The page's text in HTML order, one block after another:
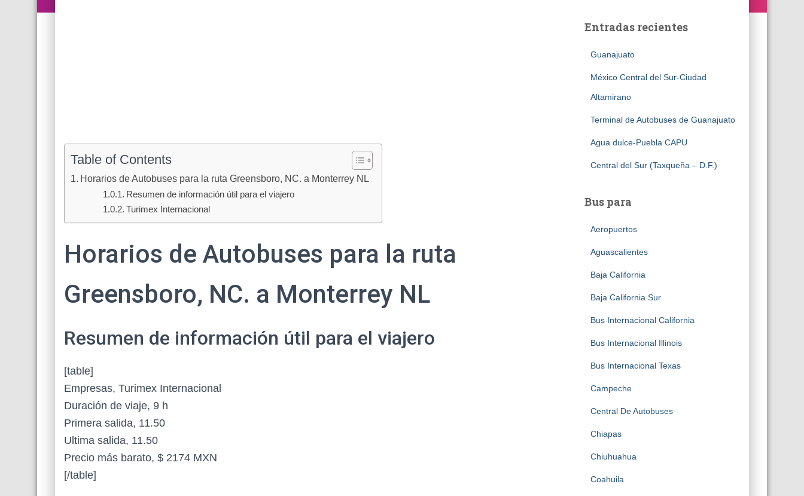
Table of Contents
Horarios de Autobuses para la ruta Greensboro, NC. a Monterrey NL
Resumen de información útil para el viajero
Turimex Internacional
Horarios de Autobuses para la ruta
Greensboro, NC. a Monterrey NL
Resumen de información útil para el viajero
[table]
Empresas, Turimex Internacional
Duración de viaje, 9 h
Primera salida, 11.50
Ultima salida, 11.50
Precio más barato, $ 2174 MXN
[/table]
Entradas recientes
Guanajuato
México Central del Sur-Ciudad
Altamirano
Terminal de Autobuses de Guanajuato
Agua dulce-Puebla CAPU
Central del Sur (Taxqueña – D.F.)
Bus para
Aeropuertos
Aguascalientes
Baja California
Baja California Sur
Bus Internacional California
Bus Internacional Illinois
Bus Internacional Texas
Campeche
Central De Autobuses
Chiapas
Chiuhuahua
Coahuila